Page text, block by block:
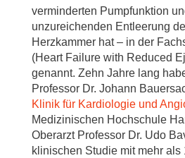
verminderten Pumpfunktion
unzureichenden Entleerung
Herzkammer hat – in der
(Heart Failure with Reduced
genannt. Zehn Jahre lang
Professor Dr. Johann
Klinik für Kardiologie und
Medizinischen Hochschule
Oberarzt Professor Dr. Udo
klinischen Studie mit mehr als